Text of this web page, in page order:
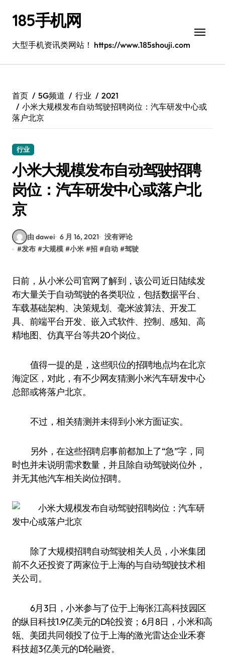
185手机网
大型手机资讯类网站！ https://www.185shouji.com
首页 5G频道 行业
2021
小米大规模发布自动驾驶招聘岗位：汽车研发中心或
落户北京
行业
小米大规模发布自动驾驶招聘
岗位：汽车研发中心或落户北
京
由 dawei 6 月 16, 2021 没有评论
#发布 #大规模 #小米 #招 #自动 #驾驶
日前，从小米公司官网了解到，该公司近日陆续发
布大量关于自动驾驶的各类职位，包括数据平台、
车载基础架构、决策规划、毫米波算法、开发工
具、前端平台开发、嵌入式软件、控制、感知、高
精地图、仿真平台等共20个岗位。
值得一提的是，这些职位的招聘地点均在北京
海淀区，对此，有不少网友猜测小米汽车研发中心
总部或将落户北京。
不过，相关猜测并未得到小米方面证实。
另外，在这些招聘启事前都加上了“急”字，同
时也并未说明需求数量，并且除自动驾驶岗位外，
并无其他汽车相关岗位招聘。
除了大规模招聘自动驾驶相关人员，小米集团
前不久还投资了两家位于上海的与自动驾驶技术相
关公司。
6月3日，小米参与了位于上海张江高科技园区
的纵目科技1.9亿美元的D轮投资；6月8日，小米和高
瓴、美团共同领投了位于上海的激光雷达企业禾赛
科技超3亿美元的D轮融资。